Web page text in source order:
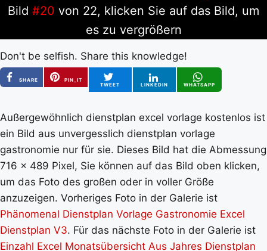
Bild #20 von 22, klicken Sie auf das Bild, um
es zu vergrößern
Don't be selfish. Share this knowledge!
SHARE
PIN_IT
TWEET
LINKEDIN WHATSAPP
Außergewöhnlich dienstplan excel vorlage kostenlos ist
ein Bild aus unvergesslich dienstplan vorlage
gastronomie nur für sie. Dieses Bild hat die Abmessung
716 x 489 Pixel, Sie können auf das Bild oben klicken,
um das Foto des großen oder in voller Größe
anzuzeigen. Vorheriges Foto in der Galerie ist
Phänomenal Dienstplan Vorlage Gastronomie Excel
Dienstplan V3. Für das nächste Foto in der Galerie ist
Einzahl Excel Monatsübersicht Aus Jahres Dienstplan